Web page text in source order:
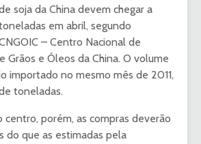
soja da China devem chegar a
em abril, segundo
– Centro Nacional de
Grãos e Óleos da China. O volume
importado no mesmo mês de 2011,
toneladas.
centro, porém, as compras deverão
do que as estimadas pela